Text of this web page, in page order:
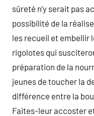
sûreté n’y serait pas
possibilité de la
les recueil et embellir
rigolotes qui
préparation de la
jeunes de toucher la
différence entre la
Faites-leur accoster